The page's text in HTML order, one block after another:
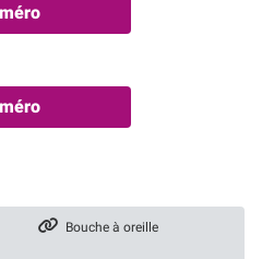
Bouche à oreille